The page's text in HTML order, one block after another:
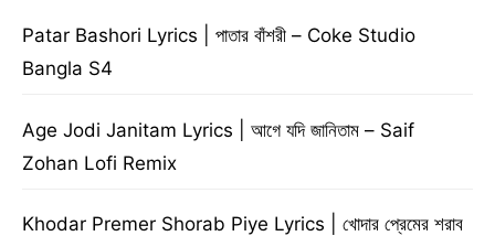
Patar Bashori Lyrics | পাতার বাঁশরী – Coke Studio
Bangla S4
Age Jodi Janitam Lyrics | আগে যদি জানিতাম – Saif
Zohan Lofi Remix
Khodar Premer Shorab Piye Lyrics | খোদার প্রেমের শরাব